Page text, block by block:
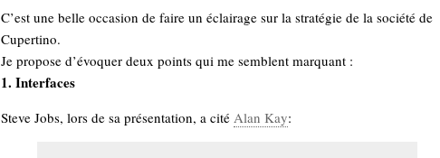
C’est une belle occasion de faire un éclairage sur la stratégie de la société de
Cupertino.
Je propose d’évoquer deux points qui me semblent marquant :
1. Interfaces
Steve Jobs, lors de sa présentation, a cité Alan Kay: